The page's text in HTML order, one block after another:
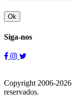
Ok
Siga-nos
Copyright 2006-
reservados.